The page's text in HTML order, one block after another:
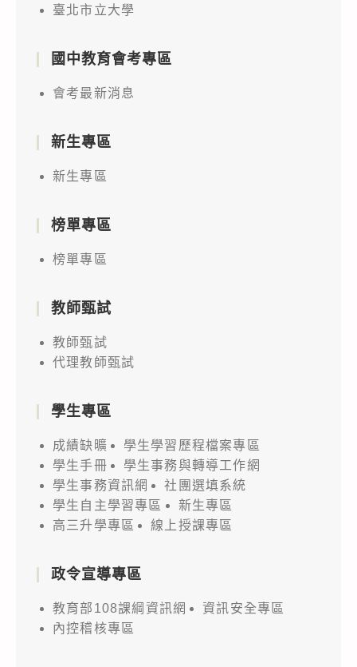
臺北市立大學
國中教育會考專區
會考最新消息
新生專區
新生專區
榜單專區
榜單專區
教師甄試
教師甄試
代理教師甄試
學生專區
成績缺曠
學生學習歷程檔案專區
學生手冊
學生事務與轉導工作網
學生事務資訊網
社團選填系統
學生自主學習專區
新生專區
高三升學專區
線上授課專區
政令宣導專區
教育部108課綱資訊網
資訊安全專區
內控稽核專區